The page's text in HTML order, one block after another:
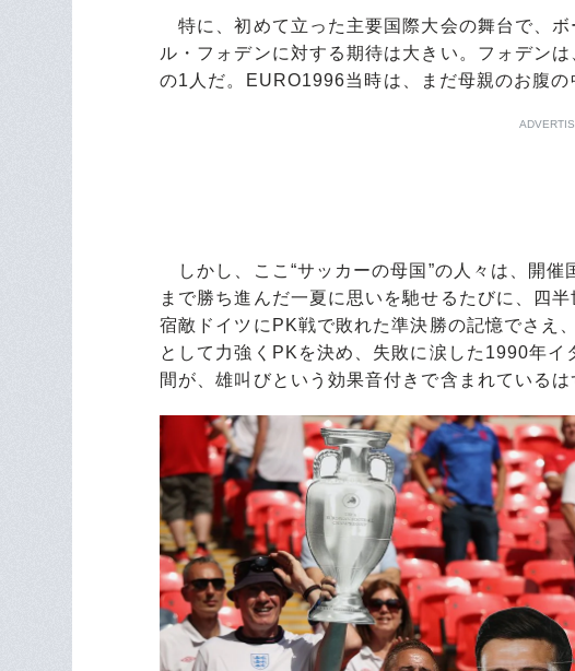
特に、初めて立った主要国際大会の舞台で、
ル・フォデンに対する期待は大きい。フォデン
の1人だ。EURO1996当時は、まだ母親のお腹の
しかし、ここ“サッカーの母国”の人々は、開
まで勝ち進んだ一夏に思いを馳せるたびに、四
宿敵ドイツにPK戦で敗れた準決勝の記憶でさえ
として力強くPKを決め、失敗に涙した1990年
間が、雄叫びという効果音付きで含まれているは